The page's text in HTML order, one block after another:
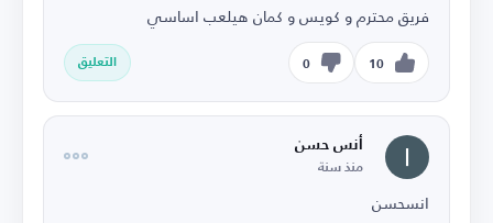
فريق محترم و كويس و كمان هيلعب اساسي
10
0 التعليق
أنس حسن
منذ سنة
انسحسن